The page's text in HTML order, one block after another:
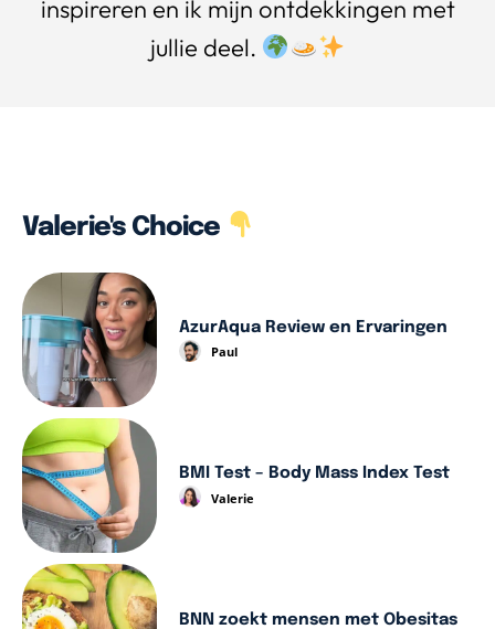
inspireren en ik mijn ontdekkingen met
jullie deel.
Valerie's Choice
AzurAqua Review en Ervaringen
Paul
BMI Test – Body Mass Index Test
Valerie
BNN zoekt mensen met Obesitas